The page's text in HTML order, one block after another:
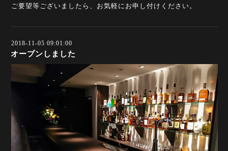
ご要望等ございましたら、お気軽にお申し付けください。
2018-11-05 09:01:00
オープンしました